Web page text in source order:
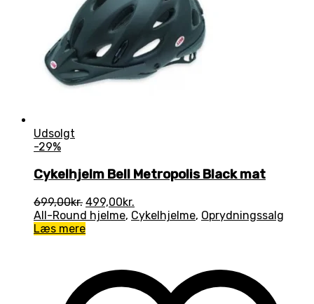
Udsolgt
-29%
Cykelhjelm Bell Metropolis Black mat
699,00kr. Den
oprindelige
pris
499,00kr.
aktuelle
All-Round hjelme, Cykelhjelme, Oprydningssalg
Læs mere